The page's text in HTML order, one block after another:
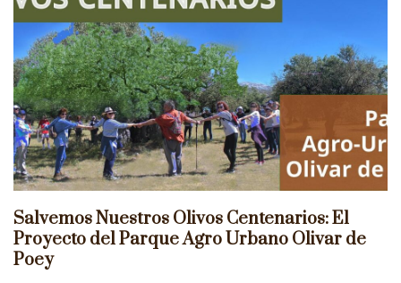
Salvemos Nuestros Olivos Centenarios: El
Proyecto del Parque Agro Urbano Olivar de
Poey